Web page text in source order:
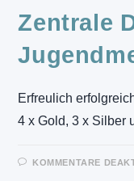
Zentrale
Erfreulich
4 x Gold, 3 x Silber
KOMMENTARE